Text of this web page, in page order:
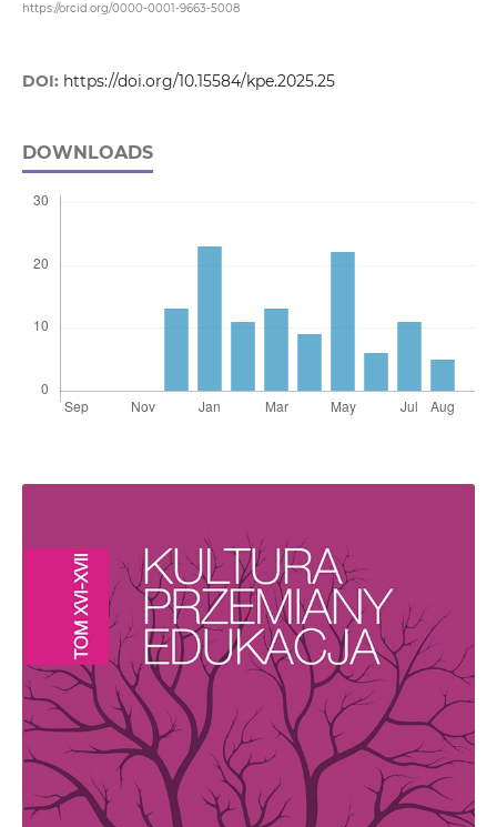
https://orcid.org/0000-0001-9663-5008
DOI: https://doi.org/10.15584/kpe.2025.25
DOWNLOADS